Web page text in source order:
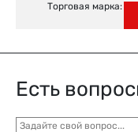
Торговая марка:
Есть
Задайте свой вопрос...